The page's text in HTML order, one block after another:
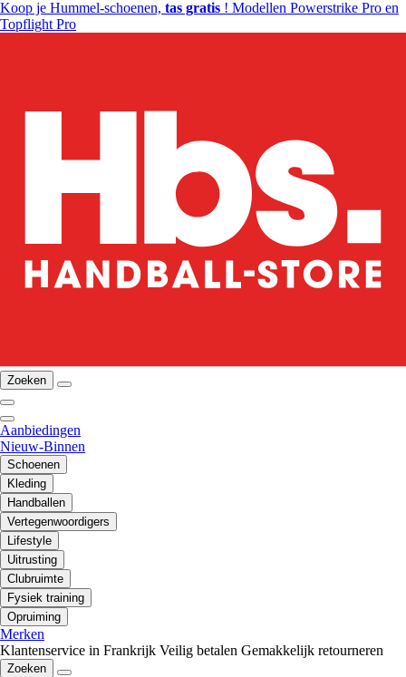
Koop je Hummel-schoenen, tas gratis ! Modellen Powerstrike Pro en
Topflight Pro
Zoeken
Aanbiedingen
Nieuw-Binnen
Schoenen
Kleding
Handballen
Vertegenwoordigers
Lifestyle
Uitrusting
Clubruimte
Fysiek training
Opruiming
Merken
Klantenservice in Frankrijk Veilig betalen Gemakkelijk retourneren
Zoeken